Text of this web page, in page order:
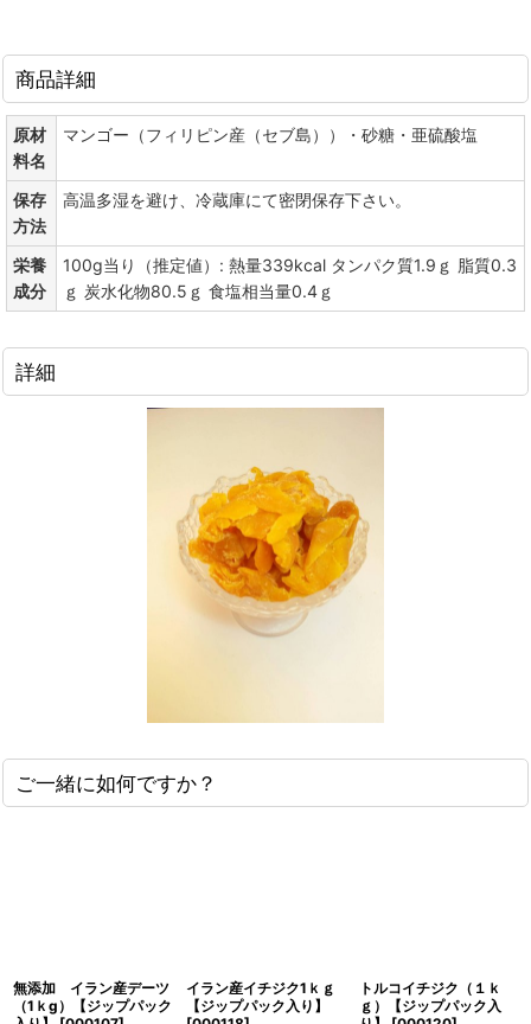
商品詳細
原材
料名
マンゴー（フィリピン産（セブ島））・砂糖・亜硫酸塩
保存
方法
高温多湿を避け、冷蔵庫にて密閉保存下さい。
栄養
成分
100g当り（推定値）: 熱量339kcal タンパク質1.9ｇ 脂質0.3
ｇ 炭水化物80.5ｇ 食塩相当量0.4ｇ
詳細
ご一緒に如何ですか？
無添加 イラン産デーツ
（1ｋg）【ジップパック
イラン産イチジク1ｋｇ
【ジップパック入り】
トルコイチジク（１ｋ
ｇ）【ジップパック入